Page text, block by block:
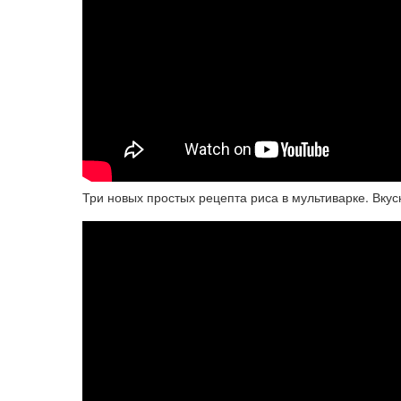
Три новых простых рецепта риса в мультиварке.